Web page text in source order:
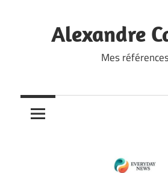
contentAlexandre
Mes